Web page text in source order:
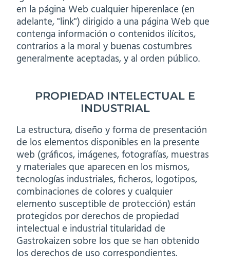
en la página Web cualquier hiperenlace (en
adelante, "link") dirigido a una página Web que
contenga información o contenidos ilícitos,
contrarios a la moral y buenas costumbres
generalmente aceptadas, y al orden público.
PROPIEDAD INTELECTUAL E
INDUSTRIAL
La estructura, diseño y forma de presentación
de los elementos disponibles en la presente
web (gráficos, imágenes, fotografías, muestras
y materiales que aparecen en los mismos,
tecnologías industriales, ficheros, logotipos,
combinaciones de colores y cualquier
elemento susceptible de protección) están
protegidos por derechos de propiedad
intelectual e industrial titularidad de
Gastrokaizen sobre los que se han obtenido
los derechos de uso correspondientes.